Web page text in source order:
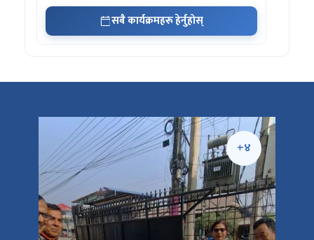
सबै कार्यक्रमहरू हेर्नुहोस्
+४